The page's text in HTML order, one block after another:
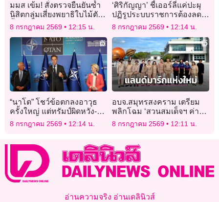
มมส เข้ม! สั่งตรวจยืนยันซ้ำ
นิสิตกลุ่มเสี่ยงพยาธิใบไม้ตับ
ย้ำทุกขั้นตอนตามมาตรฐาน
แพทย์
8 กรกฎาคม 2569 12:15 น.
‘ศิริกัญญา’ ชี้เออร์ลี่แค่ปะผุ
ปฏิรูประบบราชการต้องลด
งานก่อนลดคน
8 กรกฎาคม 2569 12:14 น.
“นาโต” โชว์ข้อตกลงอาวุธ
ครั้งใหญ่ แต่ทรัมป์ผิดหวัง-ดัน
ควบคุมกรีนแลนด์
8 กรกฎาคม 2569 12:14 น.
อบจ.สมุทรสงคราม เตรียม
พลิกโฉม ‘สวนสมเด็จฯ ค่าย
ดาราศาสตร์’ สู่ศูนย์เรียนรู้ผู้
สูงอายุ-พิพิธภัณฑ์ป่าชายเลน
8 กรกฎาคม 2569 12:11 น.
อ่านความจริง อ่านเดลินิวส์